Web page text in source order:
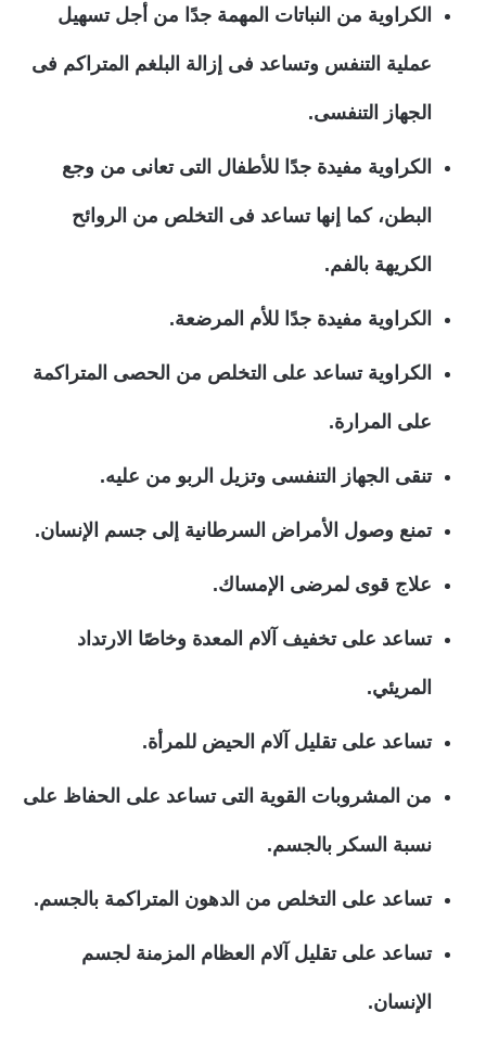
الكراوية من النباتات المهمة جدًا من أجل تسهيل
عملية التنفس وتساعد فى إزالة البلغم المتراكم فى
الجهاز التنفسى.
الكراوية مفيدة جدًا للأطفال التى تعانى من وجع
البطن، كما إنها تساعد فى التخلص من الروائح
الكريهة بالفم.
الكراوية مفيدة جدًا للأم المرضعة.
الكراوية تساعد على التخلص من الحصى المتراكمة
على المرارة.
تنقى الجهاز التنفسى وتزيل الربو من عليه.
تمنع وصول الأمراض السرطانية إلى جسم الإنسان.
علاج قوى لمرضى الإمساك.
تساعد على تخفيف آلام المعدة وخاصًا الارتداد
المريئي.
تساعد على تقليل آلام الحيض للمرأة.
من المشروبات القوية التى تساعد على الحفاظ على
نسبة السكر بالجسم.
تساعد على التخلص من الدهون المتراكمة بالجسم.
تساعد على تقليل آلام العظام المزمنة لجسم
الإنسان.